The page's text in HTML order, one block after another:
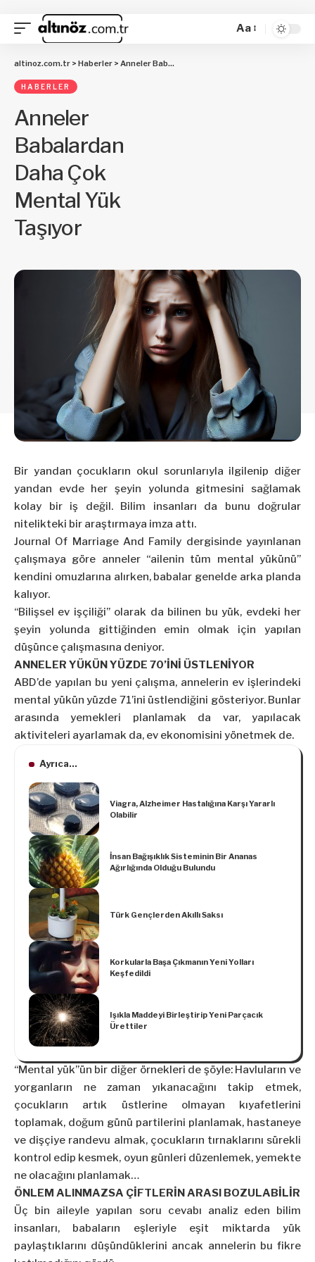
Aa
altinoz.com.tr > Haberler > Anneler Babalardan Daha Çok Mental Yük Taşıyor
HABERLER
Anneler
Babalardan
Daha Çok
Mental Yük
Taşıyor
Bir yandan çocukların okul sorunlarıyla ilgilenip diğer
yandan evde her şeyin yolunda gitmesini sağlamak
kolay bir iş değil. Bilim insanları da bunu doğrular
nitelikteki bir araştırmaya imza attı.
Journal Of Marriage And Family dergisinde yayınlanan
çalışmaya göre anneler “ailenin tüm mental yükünü”
kendini omuzlarına alırken, babalar genelde arka planda
kalıyor.
“Bilişsel ev işçiliği” olarak da bilinen bu yük, evdeki her
şeyin yolunda gittiğinden emin olmak için yapılan
düşünce çalışmasına deniyor.
ANNELER YÜKÜN YÜZDE 70’İNİ ÜSTLENİYOR
ABD’de yapılan bu yeni çalışma, annelerin ev işlerindeki
mental yükün yüzde 71’ini üstlendiğini gösteriyor. Bunlar
arasında yemekleri planlamak da var, yapılacak
aktiviteleri ayarlamak da, ev ekonomisini yönetmek de.
Ayrıca...
Viagra, Alzheimer Hastalığına Karşı Yararlı
Olabilir
İnsan Bağışıklık Sisteminin Bir Ananas
Ağırlığında Olduğu Bulundu
Türk Gençlerden Akıllı Saksı
Korkularla Başa Çıkmanın Yeni Yolları
Keşfedildi
Işıkla Maddeyi Birleştirip Yeni Parçacık
Ürettiler
“Mental yük”ün bir diğer örnekleri de şöyle: Havluların ve
yorganların ne zaman yıkanacağını takip etmek,
çocukların artık üstlerine olmayan kıyafetlerini
toplamak, doğum günü partilerini planlamak, hastaneye
ve dişçiye randevu almak, çocukların tırnaklarını sürekli
kontrol edip kesmek, oyun günleri düzenlemek, yemekte
ne olacağını planlamak…
ÖNLEM ALINMAZSA ÇİFTLERİN ARASI BOZULABİLİR
Üç bin aileyle yapılan soru cevabı analiz eden bilim
insanları, babaların eşleriyle eşit miktarda yük
paylaştıklarını düşündüklerini ancak annelerin bu fikre